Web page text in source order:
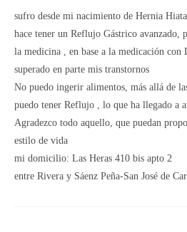
sufro desde mi nacimiento de Hernia
hace tener un Reflujo Gástrico avanzado,
la medicina , en base a la medicación con
superado en parte mis transtornos
No puedo ingerir alimentos, más allá de
puedo tener Reflujo , lo que ha llegado a
Agradezco todo aquello, que puedan
estilo de vida
mi domicilio: Las Heras 410 bis apto 2
entre Rivera y Sáenz Peña-San José de